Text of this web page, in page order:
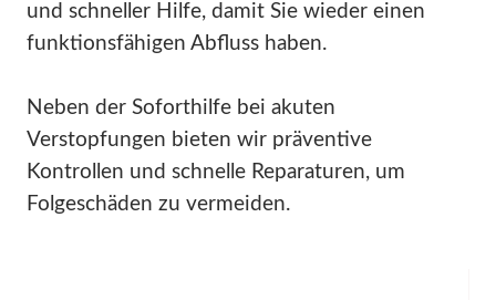
und schneller Hilfe, damit Sie wieder einen
funktionsfähigen Abfluss haben.
Neben der Soforthilfe bei akuten
Verstopfungen bieten wir präventive
Kontrollen und schnelle Reparaturen, um
Folgeschäden zu vermeiden.